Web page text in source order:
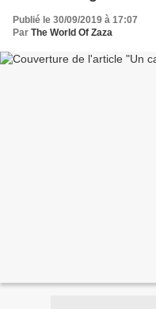
Publié le 30/09/2019 à 17:07
Par The World Of Zaza